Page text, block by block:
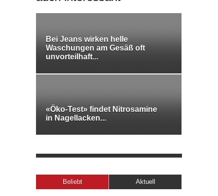
Bei Jeans wirken helle
Waschungen am Gesäß oft
unvorteilhaft...
«Öko-Test» findet Nitrosamine
in Nagellacken...
Beliebt Aktuell